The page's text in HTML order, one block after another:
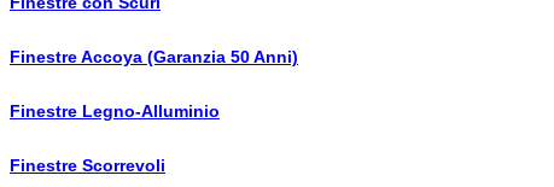
Finestre Accoya (Garanzia 50 Anni)
Finestre Legno-Alluminio
Finestre Scorrevoli